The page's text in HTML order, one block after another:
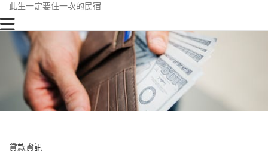
此生一定要住一次的民宿
貸款資訊